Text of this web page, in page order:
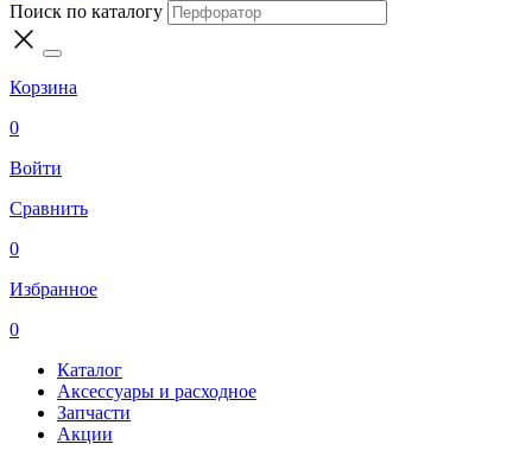
Поиск по каталогу
Корзина
0
Войти
Сравнить
0
Избранное
0
Каталог
Аксессуары и расходное
Запчасти
Акции